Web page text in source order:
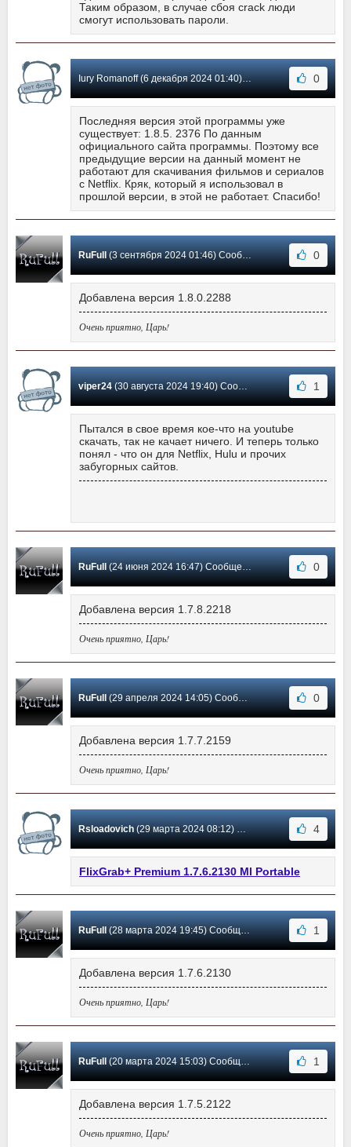
Таким образом, в случае сбоя crack люди
смогут использовать пароли.
Iury Romanoff (6 декабря 2024 01:40) Сообщение #19 0
Последняя версия этой программы уже
существует: 1.8.5. 2376 По данным
официального сайта программы. Поэтому все
предыдущие версии на данный момент не
работают для скачивания фильмов и сериалов
с Netflix. Кряк, который я использовал в
прошлой версии, в этой не работает. Спасибо!
RuFull(3 сентября 2024 01:46) Сообщение #18 0
Добавлена версия 1.8.0.2288
Очень приятно, Царь!
viper24(30 августа 2024 19:40) Сообщение #17 1
Пытался в свое время кое-что на youtube
скачать, так не качает ничего. И теперь только
понял - что он для Netflix, Hulu и прочих
забугорных сайтов.
RuFull(24 июня 2024 16:47) Сообщение #16 0
Добавлена версия 1.7.8.2218
Очень приятно, Царь!
RuFull(29 апреля 2024 14:05) Сообщение #15 0
Добавлена версия 1.7.7.2159
Очень приятно, Царь!
Rsloadovich(29 марта 2024 08:12) Сообщение #14 4
FlixGrab+ Premium 1.7.6.2130 Ml Portable
RuFull(28 марта 2024 19:45) Сообщение #13 1
Добавлена версия 1.7.6.2130
Очень приятно, Царь!
RuFull(20 марта 2024 15:03) Сообщение #12 1
Добавлена версия 1.7.5.2122
Очень приятно, Царь!